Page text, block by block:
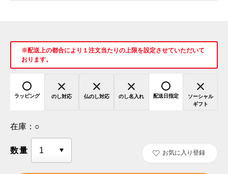
※配送上の都合により１注文当たりの上限を設定させていただいて
おります。
ラッピング のし対応 仏のし対応 のし名入れ 配送日指定
ソーシャル
ギフト
在庫： ○
数量 お気に入り登録